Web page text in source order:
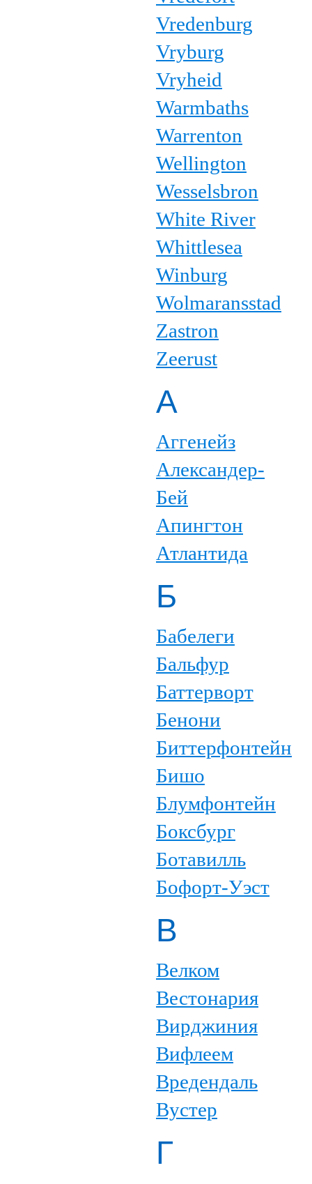
Vredenburg
Vryburg
Vryheid
Warmbaths
Warrenton
Wellington
Wesselsbron
White River
Whittlesea
Winburg
Wolmaransstad
Zastron
Zeerust
А
Аггенейз
Александер-
Бей
Апингтон
Атлантида
Б
Бабелеги
Бальфур
Баттерворт
Бенони
Биттерфонтейн
Бишо
Блумфонтейн
Боксбург
Ботавилль
Бофорт-Уэст
В
Велком
Вестонария
Вирджиния
Вифлеем
Вредендаль
Вустер
Г